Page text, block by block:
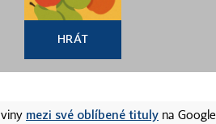
HRÁT
mezi své oblíbené tituly na Google